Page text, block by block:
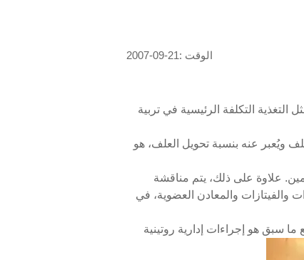
الوقت :21-09-2007
التغذية التكلفة الرئيسية في تربية
ويُعبر عنه بنسبة تحويل العلف، هو
علاوة على ذلك، يتم مناقشة
والفيتازات والمعادن العضوية، في
ما سبق هو إجراءات إدارية روتينية